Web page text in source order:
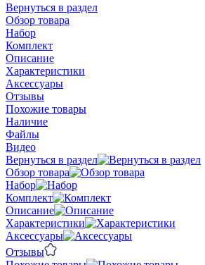
Вернуться в раздел
Обзор товара
Набор
Комплект
Описание
Характеристики
Аксессуары
Отзывы
Похожие товары
Наличие
Файлы
Видео
Вернуться в раздел
Обзор товара
Набор
Комплект
Описание
Характеристики
Аксессуары
Отзывы